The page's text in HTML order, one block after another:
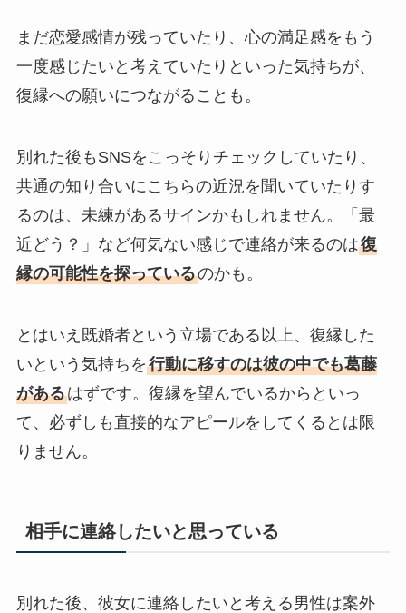
まだ恋愛感情が残っていたり、心の満足感をもう
一度感じたいと考えていたりといった気持ちが、
復縁への願いにつながることも。
別れた後もSNSをこっそりチェックしていたり、
共通の知り合いにこちらの近況を聞いていたりす
るのは、未練があるサインかもしれません。「最
近どう？」など何気ない感じで連絡が来るのは復
縁の可能性を探っているのかも。
とはいえ既婚者という立場である以上、復縁した
いという気持ちを行動に移すのは彼の中でも葛藤
があるはずです。復縁を望んでいるからといっ
て、必ずしも直接的なアピールをしてくるとは限
りません。
相手に連絡したいと思っている
別れた後、彼女に連絡したいと考える男性は案外